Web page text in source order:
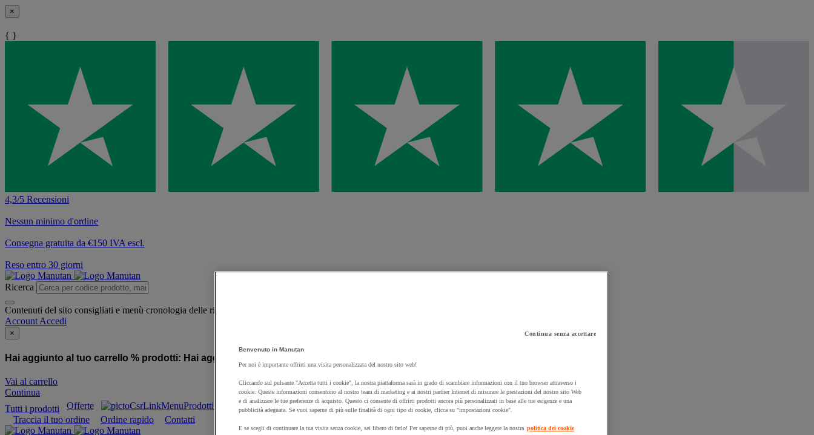
×
{ }
4,3/5 Recensioni
Nessun minimo d'ordine
Consegna gratuita da €150 IVA escl.
Reso entro 30 giorni
Ricerca
Contenuti del sito consigliati e menù cronologia delle ricerche
Account Accedi
×
Hai aggiunto al tuo carrello % prodotti: Hai aggiunto al tuo carrello un prodotto:
Vai al carrello
Continua
Tutti i prodotti
Offerte Prodotti sostenibili Manutan Expert
Prodotti in pronta consegna
Traccia il tuo ordine
Ordine rapido Contatti
Continua senza accettare
Benvenuto in Manutan
Per noi è importante offrirti una visita personalizzata del nostro sito web!
Cliccando sul pulsante "Accetta tutti i cookie", la nostra piattaforma sarà in grado di scambiare informazioni con il tuo browser attraverso i
cookie. Queste informazioni consentono al nostro team di marketing e ai nostri partner Internet di misurare le prestazioni del nostro sito Web
e di analizzare le tue preferenze di acquisto. Questo ci consente di offrirti prodotti ancora più personalizzati in base alle tue esigenze e una
pubblicità adeguata. Se vuoi saperne di più sulle finalità di ogni tipo di cookie, clicca su "impostazioni cookie".
E se scegli di continuare la tua visita senza cookie, sei libero di farlo! Per saperne di più, puoi anche leggere la nostra politica dei cookie